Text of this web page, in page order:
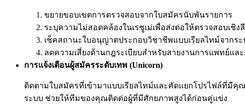
ขยายขอบเขตการตรวจสอบจากใบสมัครนับพันรายการ
ระบุความไม่สอดคล้องในเรซูเม่เพื่อส่งต่อให้ตรวจสอบเชิง
เช็คสถานะใบอนุญาตประกอบวิชาชีพแบบเรียลไทม์จากระ
ลดความเสี่ยงด้านกฎระเบียบสำหรับสายงานการแพทย์และ
การแจ้งเตือนผู้สมัครระดับเทพ (Unicorn)
ติดตามใบสมัครที่เข้ามาแบบเรียลไทม์และคัดแยกโปรไฟล์ที่มีคุ
ระบบ ช่วยให้ทีมของคุณติดต่อผู้ที่มีศักยภาพสูงได้ก่อนคู่แข่ง